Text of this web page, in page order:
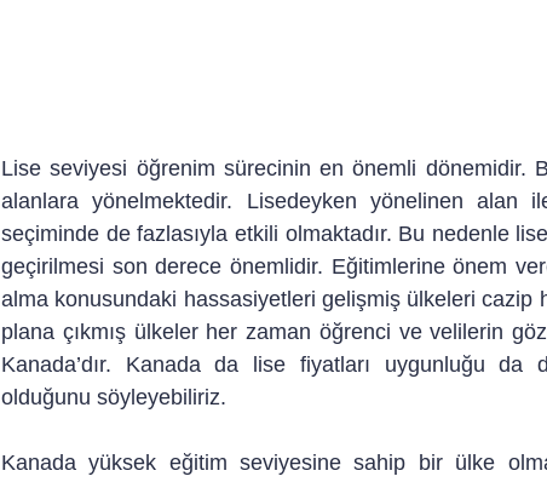
Lise seviyesi öğrenim sürecinin en önemli dönemidir.
alanlara yönelmektedir. Lisedeyken yönelinen alan
seçiminde de fazlasıyla etkili olmaktadır. Bu nedenle
geçirilmesi son derece önemlidir. Eğitimlerine önem
alma konusundaki hassasiyetleri gelişmiş ülkeleri cazip
plana çıkmış ülkeler her zaman öğrenci ve velilerin
Kanada’dır. Kanada da lise fiyatları uygunluğu da
olduğunu söyleyebiliriz.
Kanada yüksek eğitim seviyesine sahip bir ülke